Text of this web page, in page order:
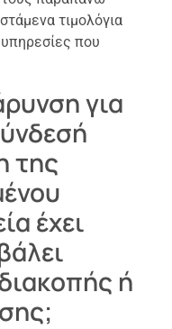
τιμολόγια
που
για
της
έχει
ή